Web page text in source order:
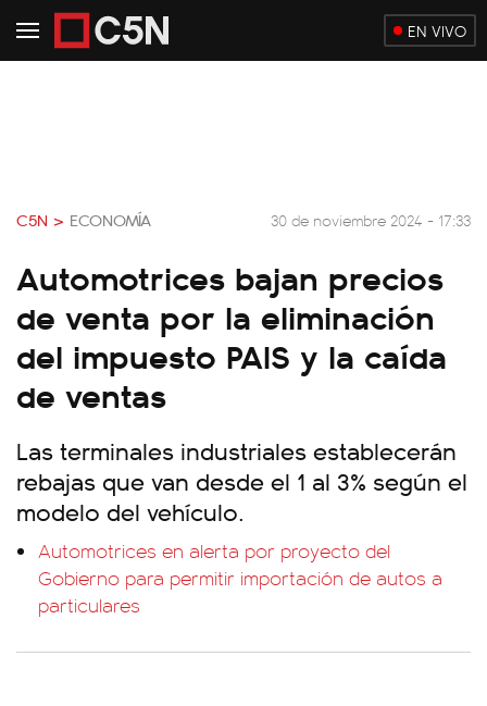
EN VIVO
C5N > ECONOMÍA 30 de noviembre 2024 - 17:33
Automotrices bajan precios
de venta por la eliminación
del impuesto PAIS y la caída
de ventas
Las terminales industriales establecerán
rebajas que van desde el 1 al 3% según el
modelo del vehículo.
Automotrices en alerta por proyecto del
Gobierno para permitir importación de autos a
particulares